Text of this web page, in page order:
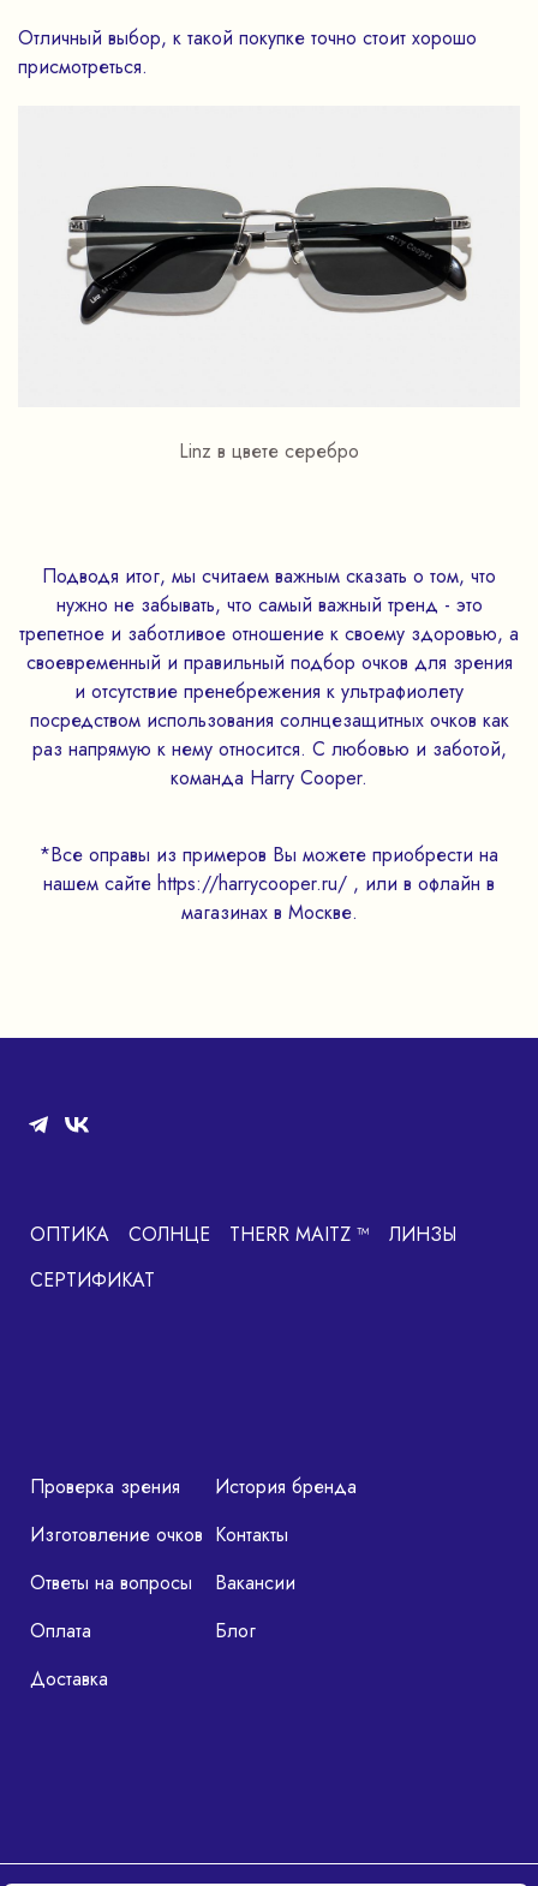
Отличный выбор, к такой покупке точно стоит хорошо
присмотреться.
Linz в цвете серебро
Подводя итог, мы считаем важным сказать о том, что
нужно не забывать, что самый важный тренд - это
трепетное и заботливое отношение к своему здоровью, а
своевременный и правильный подбор очков для зрения
и отсутствие пренебрежения к ультрафиолету
посредством использования солнцезащитных очков как
раз напрямую к нему относится. С любовью и заботой,
команда Harry Cooper.
*Все оправы из примеров Вы можете приобрести на
нашем сайте https://harrycooper.ru/ , или в офлайн в
магазинах в Москве.
ОПТИКА СОЛНЦЕ THERR MAITZ ™
ЛИНЗЫ
СЕРТИФИКАТ
Проверка зрения
Изготовление очков
Ответы на вопросы
Оплата
Доставка
История бренда
Контакты
Вакансии
Блог